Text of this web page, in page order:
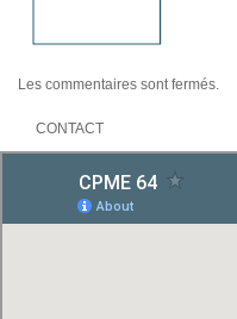
Les commentaires sont fermés.
CONTACT